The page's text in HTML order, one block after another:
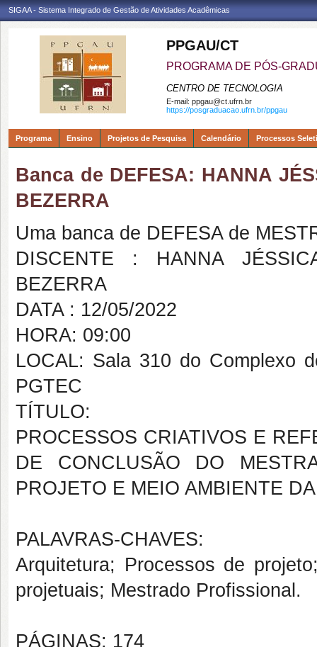
SIGAA - Sistema Integrado de Gestão de Atividades Acadêmicas
PPGAU/CT
PROGRAMA DE PÓS-
CENTRO DE TECNOLOGIA
E-mail: ppgau@ct.ufrn.br
https://posgraduacao.ufrn.br/ppgau
Programa Ensino Projetos de Pesquisa Calendário Processos
Banca de DEFESA: HANNA
BEZERRA
Uma banca de DEFESA de
DISCENTE : HANNA
BEZERRA
DATA : 12/05/2022
HORA: 09:00
LOCAL: Sala 310 do Complexo
PGTEC
TÍTULO:
PROCESSOS CRIATIVOS E
DE CONCLUSÃO DO
PROJETO E MEIO AMBIENTE
PALAVRAS-CHAVES:
Arquitetura; Processos de
projetuais; Mestrado Profissional.
PÁGINAS: 174